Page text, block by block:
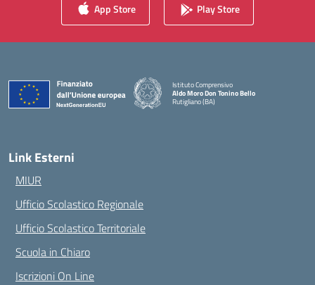
App Store Play Store
Istituto Comprensivo
Aldo Moro Don Tonino Bello
Rutigliano (BA)
— Visita la pagina iniziale della scuola
Link Esterni
MIUR
Ufficio Scolastico Regionale
Ufficio Scolastico Territoriale
Scuola in Chiaro
Iscrizioni On Line